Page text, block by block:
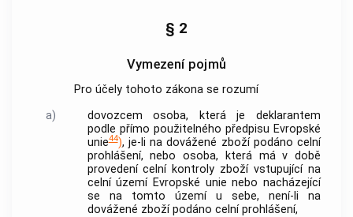
§ 2
Vymezení pojmů
Pro účely tohoto zákona se rozumí
a)
dovozcem osoba, která je deklarantem
podle přímo použitelného předpisu Evropské
unie44), je-li na dovážené zboží podáno celní
prohlášení, nebo osoba, která má v době
provedení celní kontroly zboží vstupující na
celní území Evropské unie nebo nacházející
se na tomto území u sebe, není-li na
dovážené zboží podáno celní prohlášení,